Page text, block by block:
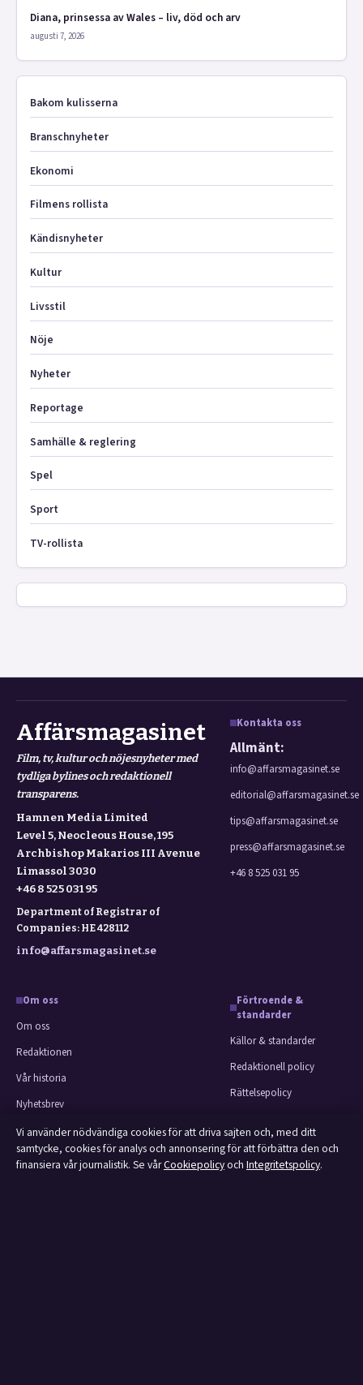
Diana, prinsessa av Wales – liv, död och arv
augusti 7, 2026
Bakom kulisserna
Branschnyheter
Ekonomi
Filmens rollista
Kändisnyheter
Kultur
Livsstil
Nöje
Nyheter
Reportage
Samhälle & reglering
Spel
Sport
TV-rollista
Affärsmagasinet
Film, tv, kultur och nöjesnyheter med
tydliga bylines och redaktionell
transparens.
Hamnen Media Limited
Level 5, Neocleous House, 195
Archbishop Makarios III Avenue
Limassol 3030
+46 8 525 031 95
Department of Registrar of
Companies: HE 428112
info@affarsmagasinet.se
Kontakta oss
Allmänt:
info@affarsmagasinet.se
editorial@affarsmagasinet.se
tips@affarsmagasinet.se
press@affarsmagasinet.se
+46 8 525 031 95
Om oss
Om oss
Redaktionen
Vår historia
Nyhetsbrev
Tipsa oss
Kontakt
Förtroende &
standarder
Källor & standarder
Redaktionell policy
Rättelsepolicy
Ägande & finansiering
Integritetspolicy
Vi använder nödvändiga cookies för att driva sajten och, med ditt
samtycke, cookies för analys och annonsering för att förbättra den och
finansiera vår journalistik. Se vårCookiepolicyoch Integritetspolicy.